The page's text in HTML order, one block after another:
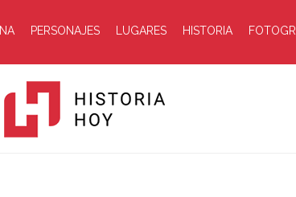
PERSONAJES LUGARES HISTORIA